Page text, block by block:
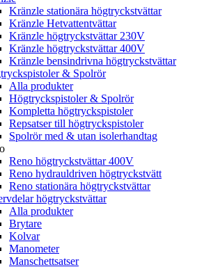
Kränzle stationära högtryckstvättar
Kränzle Hetvattentvättar
Kränzle högtryckstvättar 230V
Kränzle högtryckstvättar 400V
Kränzle bensindrivna högtryckstvättar
& Spolrör
Alla produkter
Högtryckspistoler & Spolrör
Kompletta högtryckspistoler
Repsatser till högtryckspistoler
Spolrör med & utan isolerhandtag
Reno högtryckstvättar 400V
Reno hydrauldriven högtryckstvätt
Reno stationära högtryckstvättar
högtryckstvättar
Alla produkter
Brytare
Kolvar
Manometer
Manschettsatser